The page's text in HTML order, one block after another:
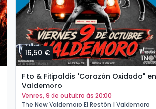
16,50 €
Fito & Fitipaldis "Corazón Oxidado" en
Valdemoro
venres, 9 de outubro ás 20:00
The New Valdemoro El Restón | Valdemoro